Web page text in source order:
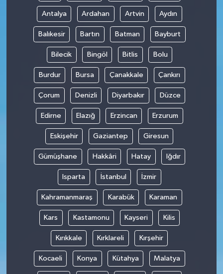
Antalya Ardahan Artvin Aydın
Balıkesir Bartın Batman Bayburt
Bilecik Bingöl Bitlis Bolu
Burdur Bursa Çanakkale Çankırı
Çorum Denizli Diyarbakır Düzce
Edirne Elazığ Erzincan Erzurum
Eskişehir Gaziantep Giresun
Gümüşhane Hakkâri Hatay Iğdır
Isparta İstanbul İzmir
Kahramanmaraş Karabük Karaman
Kars Kastamonu Kayseri Kilis
Kırıkkale Kırklareli Kırşehir
Kocaeli Konya Kütahya Malatya